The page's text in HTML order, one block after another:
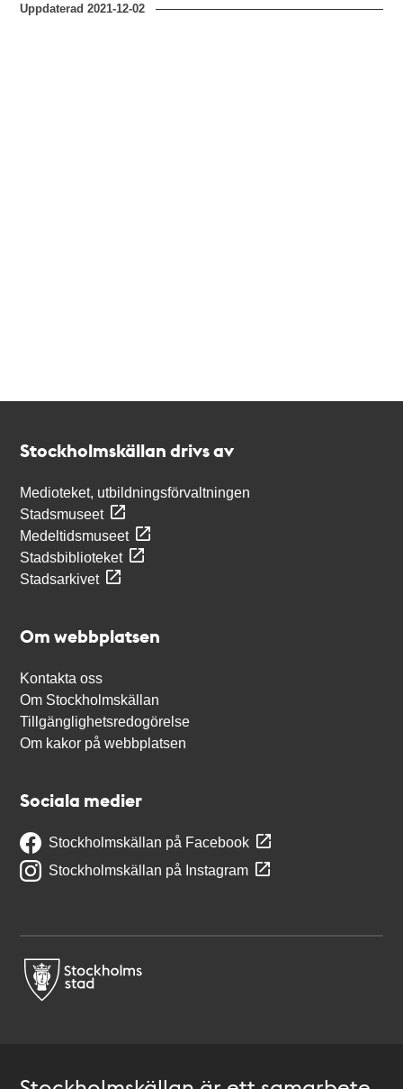
Uppdaterad2021-12-02
Stockholmskällan drivs av
Medioteket, utbildningsförvaltningen
Stadsmuseet
Medeltidsmuseet
Stadsbiblioteket
Stadsarkivet
Om webbplatsen
Kontakta oss
Om Stockholmskällan
Tillgänglighetsredogörelse
Om kakor på webbplatsen
Sociala medier
Stockholmskällan på Facebook
Stockholmskällan på Instagram